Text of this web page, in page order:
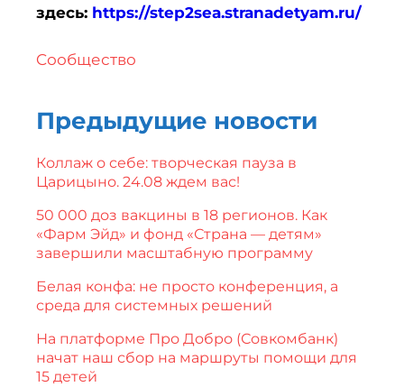
здесь: https://step2sea.stranadetyam.ru/
Cообщество
Предыдущие новости
Коллаж о себе: творческая пауза в
Царицыно. 24.08 ждем вас!
50 000 доз вакцины в 18 регионов. Как
«Фарм Эйд» и фонд «Страна — детям»
завершили масштабную программу
Белая конфа: не просто конференция, а
среда для системных решений
На платформе Про Добро (Совкомбанк)
начат наш сбор на маршруты помощи для
15 детей